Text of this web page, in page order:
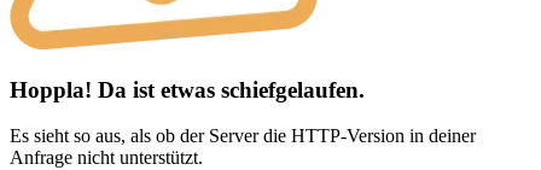
Hoppla! Da ist etwas schiefgelaufen.
Es sieht so aus, als ob der Server die HTTP-Version in deiner
Anfrage nicht unterstützt.